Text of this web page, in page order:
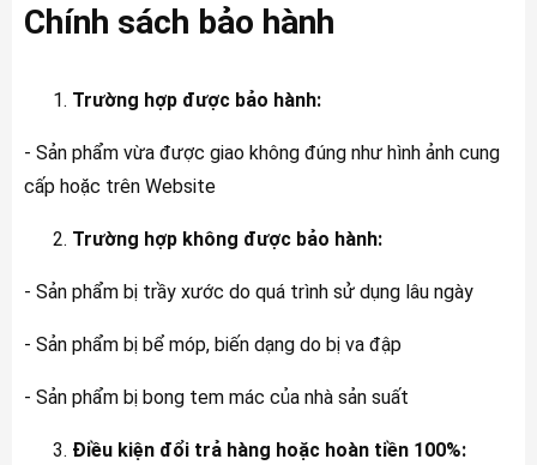
Chính sách bảo hành
Trường hợp được bảo hành:
- Sản phẩm vừa được giao không đúng như hình ảnh cung
cấp hoặc trên Website
Trường hợp không được bảo hành:
- Sản phẩm bị trầy xước do quá trình sử dụng lâu ngày
- Sản phẩm bị bể móp, biến dạng do bị va đập
- Sản phẩm bị bong tem mác của nhà sản suất
Điều kiện đổi trả hàng hoặc hoàn tiền 100%: